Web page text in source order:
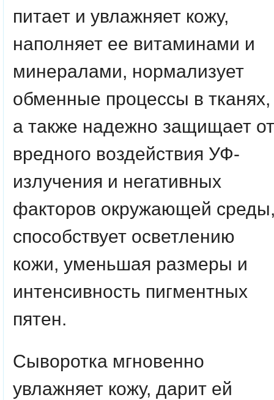
питает и увлажняет кожу,
наполняет ее витаминами и
минералами, нормализует
обменные процессы в тканях,
а также надежно защищает от
вредного воздействия УФ-
излучения и негативных
факторов окружающей
способствует осветлению
кожи, уменьшая размеры и
интенсивность пигментных
пятен.
Сыворотка мгновенно
увлажняет кожу, дарит ей